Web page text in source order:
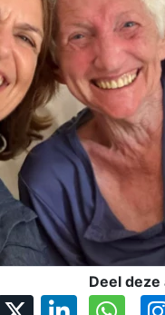
Deel deze